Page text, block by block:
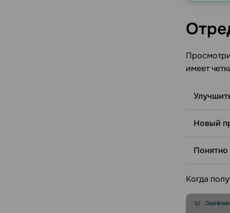
имеет
Новый
Понятно
Когда